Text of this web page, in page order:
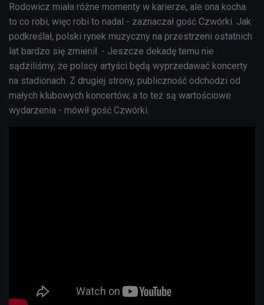
Rodowicz miała różne momenty w karierze, ale ona kocha
to co robi, więc robi to nadal - zaznaczał gość Czwórki. Jak
podkreślał, polski rynek muzyczny na przestrzeni ostatnich
lat bardzo się zmienił. - Jeszcze dekadę temu nie
sądziliśmy, że polscy artyści będą wyprzedawać koncerty
na stadionach. Z drugiej strony, publiczność odchodzi od
małych klubowych koncertów, a to też są wartościowe
wydarzenia - mówił gość Czwórki.